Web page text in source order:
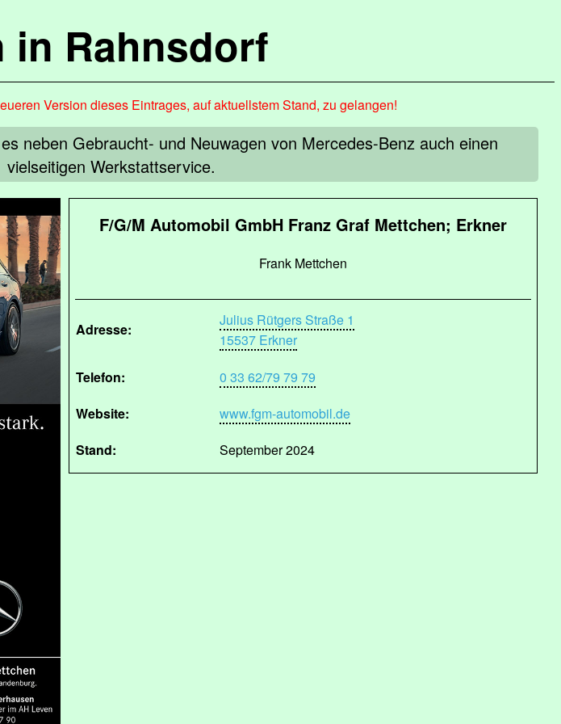
in Rahnsdorf
Version dieses Eintrages, auf aktuellstem Stand, zu gelangen!
neben Gebraucht- und Neuwagen von Mercedes-Benz auch einen
vielseitigen Werkstattservice.
F/G/M Automobil GmbH Franz Graf Mettchen; Erkner
Frank Mettchen
Adresse:
Julius Rütgers Straße 1
15537 Erkner
Telefon:
0 33 62/79 79 79
Website:
www.fgm-automobil.de
Stand:
September 2024